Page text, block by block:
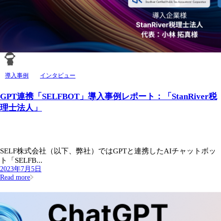
導入事例 インタビュー
GPT連携「SELFBOT」導入事例レポート：「StanRiver税
理士法人」
SELF株式会社（以下、弊社）ではGPTと連携したAIチャットボッ
ト「SELFB...
2023年7月5日
Read more